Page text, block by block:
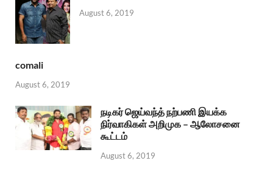
August 6, 2019
comali
August 6, 2019
நடிகர் ஜெய்வந்த் நற்பணி இயக்க
நிர்வாகிகள் அறிமுக – ஆலோசனை
கூட்டம்
August 6, 2019